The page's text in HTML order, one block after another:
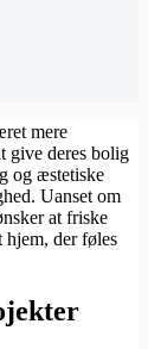
mere
give deres bolig
og æstetiske
Uanset om
at friske
hjem, der føles